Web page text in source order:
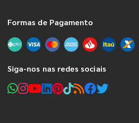
Formas de Pagamento
Siga-nos nas redes sociais